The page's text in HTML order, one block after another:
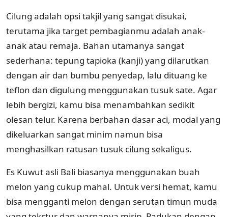
Cilung adalah opsi takjil yang sangat disukai,
terutama jika target pembagianmu adalah anak-
anak atau remaja. Bahan utamanya sangat
sederhana: tepung tapioka (kanji) yang dilarutkan
dengan air dan bumbu penyedap, lalu dituang ke
teflon dan digulung menggunakan tusuk sate. Agar
lebih bergizi, kamu bisa menambahkan sedikit
olesan telur. Karena berbahan dasar aci, modal yang
dikeluarkan sangat minim namun bisa
menghasilkan ratusan tusuk cilung sekaligus.
Es Kuwut asli Bali biasanya menggunakan buah
melon yang cukup mahal. Untuk versi hemat, kamu
bisa mengganti melon dengan serutan timun muda